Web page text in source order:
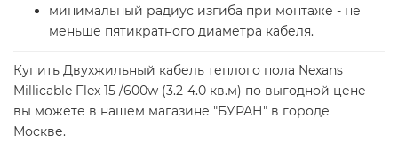
минимальный радиус изгиба при монтаже - не
меньше пятикратного диаметра кабеля.
Купить Двухжильный кабель теплого пола Nexans
Millicable Flex 15 /600w (3.2-4.0 кв.м) по выгодной цене
вы можете в нашем магазине "БУРАН" в городе
Москве.